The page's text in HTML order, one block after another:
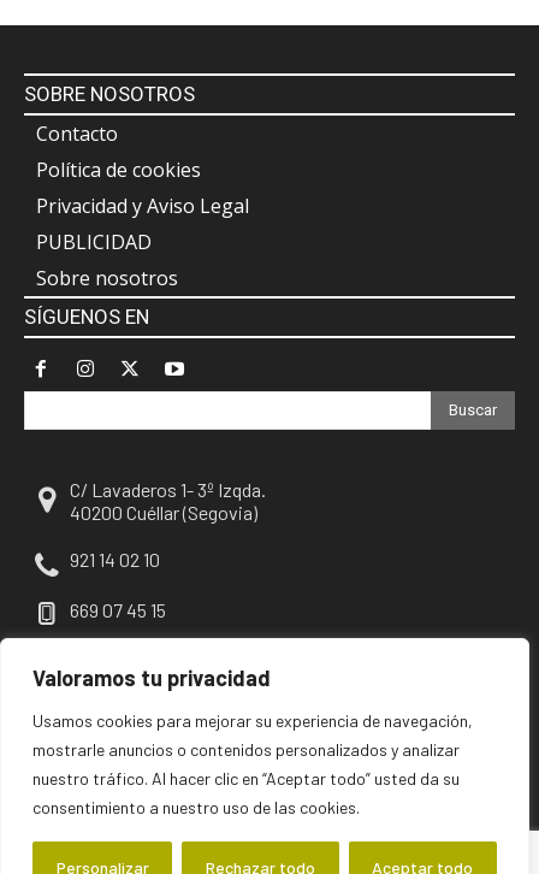
Valoramos tu privacidad
Usamos cookies para mejorar su experiencia de navegación,
mostrarle anuncios o contenidos personalizados y analizar
nuestro tráfico. Al hacer clic en “Aceptar todo” usted da su
consentimiento a nuestro uso de las cookies.
Personalizar Rechazar todo Aceptar todo
SOBRE NOSOTROS
Contacto
Política de cookies
Privacidad y Aviso Legal
PUBLICIDAD
Sobre nosotros
SÍGUENOS EN
Buscar
C/ Lavaderos 1- 3º Izqda.
40200 Cuéllar (Segovia)
921 14 02 10
669 07 45 15